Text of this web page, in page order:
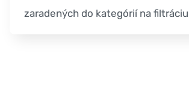
zaradených do kategórií na filtráciu